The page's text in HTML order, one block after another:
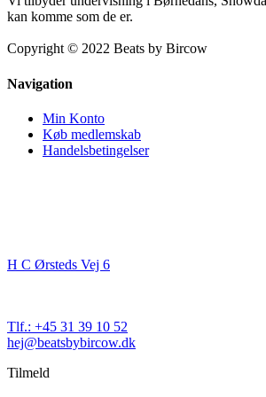
kan komme som de er.
Copyright © 2022 Beats by Bircow
Navigation
Min Konto
Køb medlemskab
Handelsbetingelser
H C Ørsteds Vej 6
Tlf.: +45 31 39 10 52
hej@beatsbybircow.dk
Tilmeld